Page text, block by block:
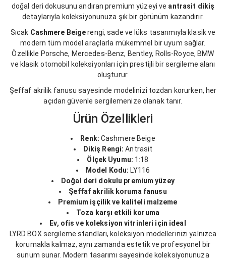
doğal deri dokusunu andıran premium yüzeyi ve antrasit dikiş
detaylarıyla koleksiyonunuza şık bir görünüm kazandırır.
Sıcak Cashmere Beigerengi, sade ve lüks tasarımıyla klasik ve
modern tüm model araçlarla mükemmel bir uyum sağlar.
Özellikle Porsche, Mercedes-Benz, Bentley, Rolls-Royce, BMW
ve klasik otomobil koleksiyonları için prestijli bir sergileme alanı
oluşturur.
Şeffaf akrilik fanusu sayesinde modelinizi tozdan korurken, her
açıdan güvenle sergilemenize olanak tanır.
Ürün Özellikleri
Renk: Cashmere Beige
Dikiş Rengi: Antrasit
Ölçek Uyumu: 1:18
Model Kodu: LY116
Doğal deri dokulu premium yüzey
Şeffaf akrilik koruma fanusu
Premium işçilik ve kaliteli malzeme
Toza karşı etkili koruma
Ev, ofis ve koleksiyon vitrinleri için ideal
LYRD BOX sergileme standları, koleksiyon modellerinizi yalnızca
korumakla kalmaz, aynı zamanda estetik ve profesyonel bir
sunum sunar. Modern tasarımı sayesinde koleksiyonunuza